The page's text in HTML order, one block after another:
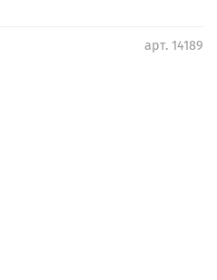
арт. 14189